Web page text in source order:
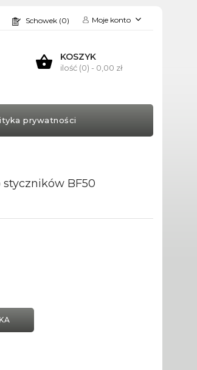
Schowek (0) Moje konto
KOSZYK
ilość (0) - 0,00 zł
prywatności
BF50